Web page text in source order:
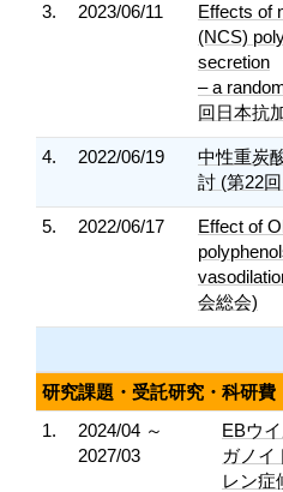
3. 2023/06/11
Effects of
(NCS)
secretion
– a
回日本抗
4. 2022/06/19
中性重炭
討 (第22
5. 2022/06/17
Effect of
会総会)
研究課題・受託研究・科研費
1.
2024/04 ～
2027/03
EBウ
ガノイ
レン症